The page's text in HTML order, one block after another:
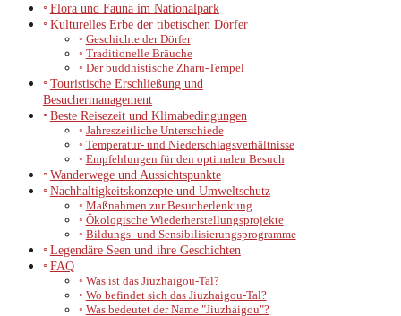
Flora und Fauna im Nationalpark
Kulturelles Erbe der tibetischen Dörfer
Geschichte der Dörfer
Traditionelle Bräuche
Der buddhistische Zharu-Tempel
Touristische Erschließung und
Besuchermanagement
Beste Reisezeit und Klimabedingungen
Jahreszeitliche Unterschiede
Temperatur- und Niederschlagsverhältnisse
Empfehlungen für den optimalen Besuch
Wanderwege und Aussichtspunkte
Nachhaltigkeitskonzepte und Umweltschutz
Maßnahmen zur Besucherlenkung
Ökologische Wiederherstellungsprojekte
Bildungs- und Sensibilisierungsprogramme
Legendäre Seen und ihre Geschichten
FAQ
Was ist das Jiuzhaigou-Tal?
Wo befindet sich das Jiuzhaigou-Tal?
Was bedeutet der Name "Jiuzhaigou"?